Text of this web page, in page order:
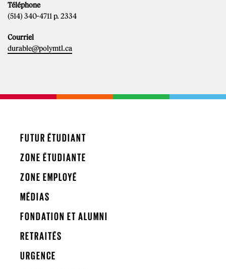
Téléphone
(514) 340-4711 p. 2334
Courriel
durable@polymtl.ca
FUTUR ÉTUDIANT
ZONE ÉTUDIANTE
ZONE EMPLOYÉ
MÉDIAS
FONDATION ET ALUMNI
RETRAITÉS
URGENCE